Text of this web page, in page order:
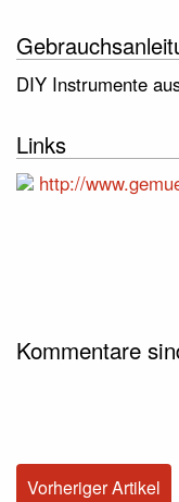
DIY Instrumente
Links
http://
Kommentare
Vorheriger Artikel